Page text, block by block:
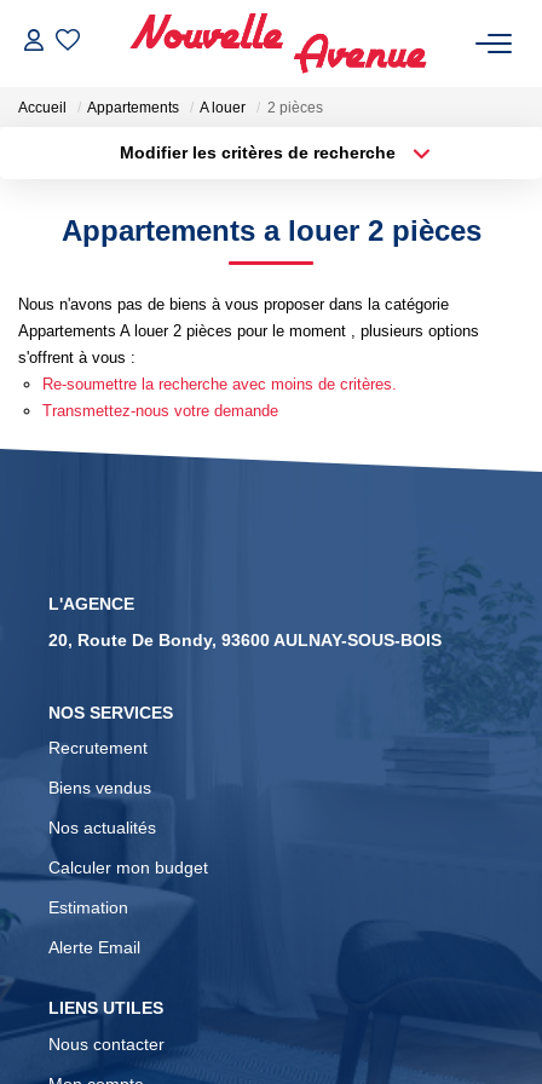
ACHETER
LOUER
ESTIMATION
NOTRE AGENCE
Accueil Appartements A louer 2 pièces
Modifier les critères de recherche
Surface min
Plus de critères Créer une alerte
Appartements a louer 2 pièces
Nous n'avons pas de biens à vous proposer dans la catégorie
Appartements A louer 2 pièces pour le moment , plusieurs options
s'offrent à vous :
Re-soumettre la recherche avec moins de critères.
Transmettez-nous votre demande
L'AGENCE
20, Route De Bondy, 93600 AULNAY-SOUS-BOIS
NOS SERVICES
Recrutement
Biens vendus
Nos actualités
Calculer mon budget
Estimation
Alerte Email
LIENS UTILES
Nous contacter